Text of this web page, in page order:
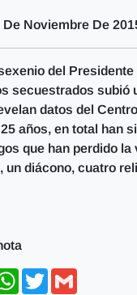
Noviembre De
del
secuestrados subió
datos del
años, en total han
que han perdido la
un diácono, cuatro
WhatsApp
Twitter